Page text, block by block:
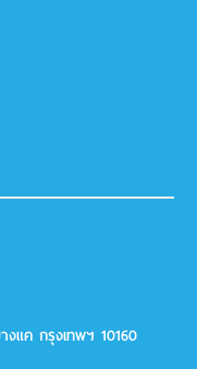
งแค กรุงเทพฯ 10160